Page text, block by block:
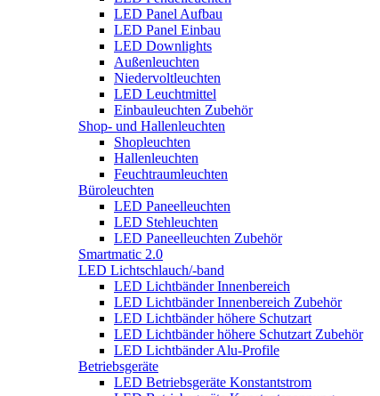
LED Panel Aufbau
LED Panel Einbau
LED Downlights
Außenleuchten
Niedervoltleuchten
LED Leuchtmittel
Einbauleuchten Zubehör
Shop- und Hallenleuchten
Shopleuchten
Hallenleuchten
Feuchtraumleuchten
Büroleuchten
LED Paneelleuchten
LED Stehleuchten
LED Paneelleuchten Zubehör
Smartmatic 2.0
LED Lichtschlauch/-band
LED Lichtbänder Innenbereich
LED Lichtbänder Innenbereich Zubehör
LED Lichtbänder höhere Schutzart
LED Lichtbänder höhere Schutzart Zubehör
LED Lichtbänder Alu-Profile
Betriebsgeräte
LED Betriebsgeräte Konstantstrom